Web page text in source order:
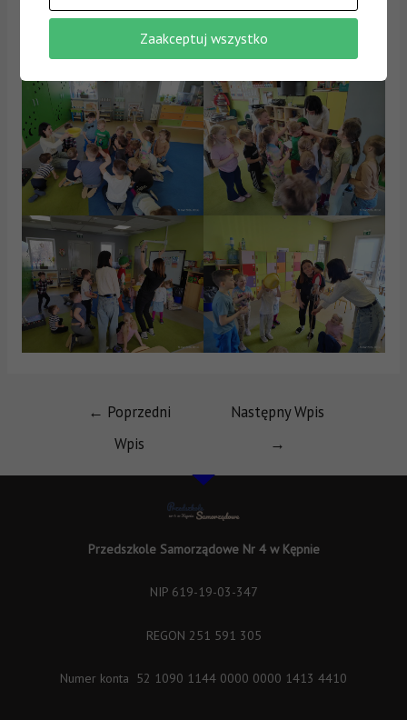
← Poprzedni
Wpis
Następny Wpis
→
Przedszkole Samorządowe Nr 4 w Kępnie
NIP 619-19-03-347
REGON 251 591 305
Numer konta 52 1090 1144 0000 0000 1413 4410
Zaakceptuj wszystko